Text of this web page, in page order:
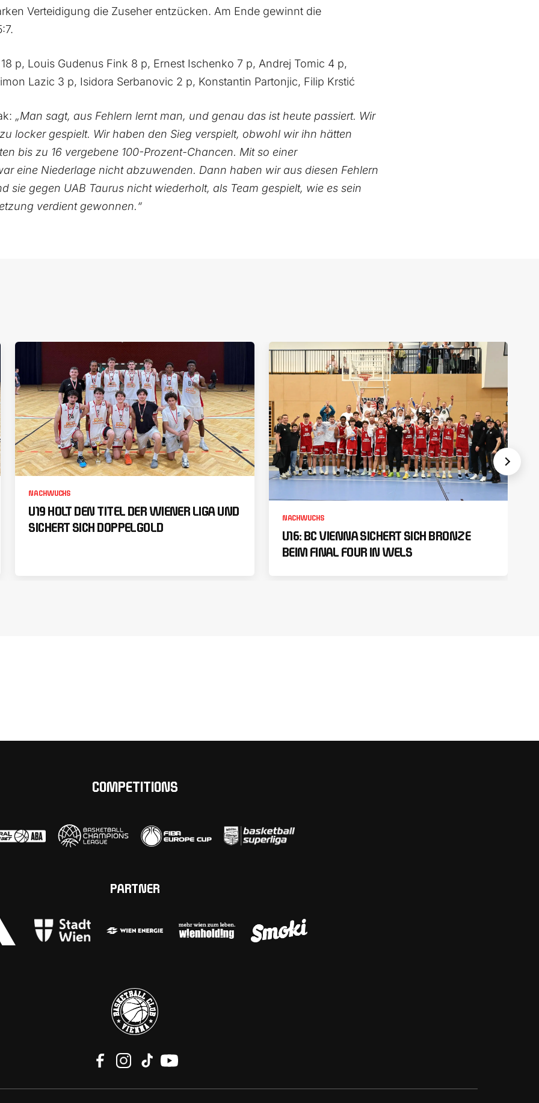
Verteidigung die Zuseher entzücken. Am Ende gewinnt die
p, Louis Gudenus Fink 8 p, Ernest Ischenko 7 p, Andrej Tomic 4 p,
Lazic 3 p, Isidora Serbanovic 2 p, Konstantin Partonjic, Filip Krstić
„Man sagt, aus Fehlern lernt man, und genau das ist heute passiert. Wir
locker gespielt. Wir haben den Sieg verspielt, obwohl wir ihn hätten
bis zu 16 vergebene 100-Prozent-Chancen. Mit so einer
eine Niederlage nicht abzuwenden. Dann haben wir aus diesen Fehlern
sie gegen UAB Taurus nicht wiederholt, als Team gespielt, wie es sein
verdient gewonnen.“
NACHWUCHS
U19 HOLT DEN TITEL DER WIENER LIGA UND
SICHERT SICH DOPPELGOLD
NACHWUCHS
U16: BC VIENNA SICHERT SICH BRONZE
BEIM FINAL FOUR IN WELS
COMPETITIONS
PARTNER